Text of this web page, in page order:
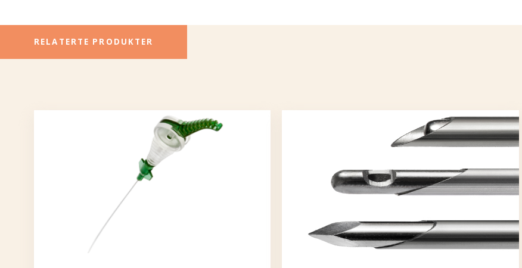
RELATERTE PRODUKTER